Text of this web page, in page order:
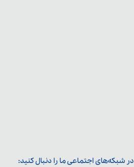
در شبکه‌های اجتماعی ما را دنبال کنید: